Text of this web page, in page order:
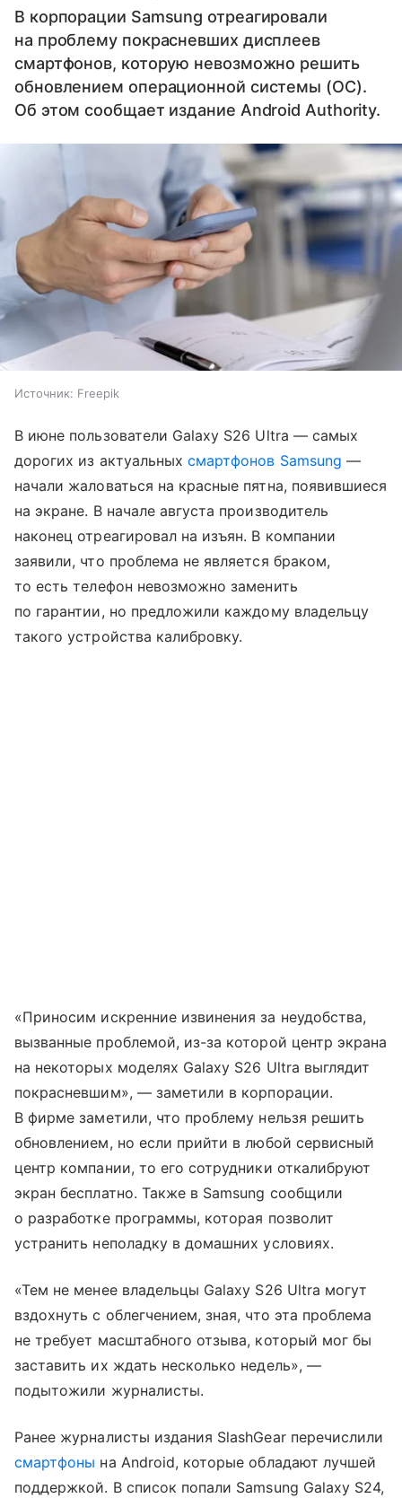
В корпорации Samsung отреагировали
на проблему покрасневших дисплеев
смартфонов, которую невозможно решить
обновлением операционной системы (ОС).
Об этом сообщает издание Android Authority.
Источник: Freepik
В июне пользователи Galaxy S26 Ultra — самых
дорогих из актуальныхсмартфонов Samsung —
начали жаловаться на красные пятна, появившиеся
на экране. В начале августа производитель
наконец отреагировал на изъян. В компании
заявили, что проблема не является браком,
то есть телефон невозможно заменить
по гарантии, но предложили каждому владельцу
такого устройства калибровку.
«Приносим искренние извинения за неудобства,
вызванные проблемой, из-за которой центр экрана
на некоторых моделях Galaxy S26 Ultra выглядит
покрасневшим», — заметили в корпорации.
В фирме заметили, что проблему нельзя решить
обновлением, но если прийти в любой сервисный
центр компании, то его сотрудники откалибруют
экран бесплатно. Также в Samsung сообщили
о разработке программы, которая позволит
устранить неполадку в домашних условиях.
«Тем не менее владельцы Galaxy S26 Ultra могут
вздохнуть с облегчением, зная, что эта проблема
не требует масштабного отзыва, который мог бы
заставить их ждать несколько недель», —
подытожили журналисты.
Ранее журналисты издания SlashGear перечислили
смартфоны на Android, которые обладают лучшей
поддержкой. В список попали Samsung Galaxy S24,